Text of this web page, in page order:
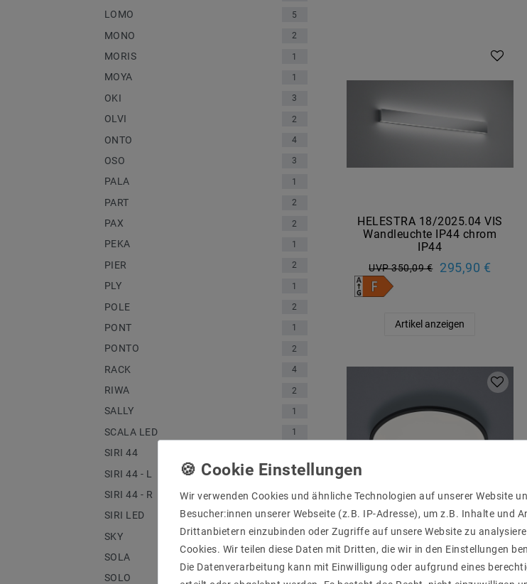
LOMO 5
MONO 2
MORIS 1
MOYA 1
OKI 3
OLVI 2
ONTO 4
OSO 3
PALA 1
PART 2
PAX 2
PEKA 1
PIER 2
PLY 1
POLE 2
PONT 1
PONTO 2
RACK 4
RIWA 2
SALLY 1
SCALA LED 1
SIRI 44
SIRI 44 - L 4
SIRI 44 - R 3
SIRI LED 1
SKY 1
SOLA
SOLO
HELESTRA 18/2025.04 VIS
Wandleuchte IP44 chrom
IP44
UVP 350,09 € 295,90 €
Artikel anzeigen
HELESTRA 15/1956.22
RACK Deckenleuchte
mattschwarz IP20
Wir verwenden Cookies und ähnliche Technologien auf unserer Website
Besucher:innen unserer Webseite (z.B. IP-Adresse), um z.B. Inhalte und
Drittanbietern einzubinden oder Zugriffe auf unsere Website zu
Cookies. Wir teilen diese Daten mit Dritten, die wir in den Einstellungen
Die Datenverarbeitung kann mit Einwilligung oder aufgrund eines